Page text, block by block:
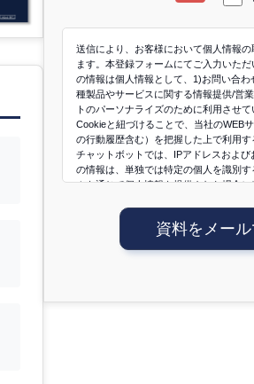
送信により、お客様において個人情報
ます。本登録フォームにてご入力いた
の情報は個人情報として、1)お問い合
種製品やサービスに関する情報提供/営
トのパーソナライズのために利用させ
Cookieと紐づけることで、当社のWEB
の行動履歴含む）を把握した上で利用
チャットボットでは、IPアドレスおよ
の情報は、単独では特定の個人を識別
ムを通じて個人情報を提供された場合
情報として取り扱われることがありま
て、当社の責任のもとで適切な安全対
合やその他法令上認められる場合を除
資料をメール